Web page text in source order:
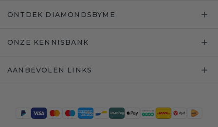
ONTDEK DIAMONDSBYME
ONZE KENNISBANK
AANBEVOLEN LINKS